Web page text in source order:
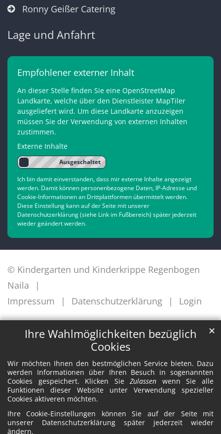
Ihre Wahlmöglichkeiten bezüglich
Cookies
Wir möchten Ihnen den bestmöglichen Service bieten. Dazu
werden Informationen über Ihren Besuch in sogenannten
Cookies gespeichert. Klicken SieZulassen wenn Sie alle
Funktionen dieser Website unter Verwendung spezieller
Cookies aktiveren möchten.
Ihre Cookie-Einstellungen können Sie auf der Seite mit
unserer Datenschutzerklärung später jederzeit wieder
ändern.
✕
Ronny Geißer Catering
Lage und Anfahrt
Empfohlener externer Inhalt
An dieser Stelle finden Sie eine OpenStreetMap
Landkarte, welche über den Dienstleister MapTiler
ausgeliefert wird. Um diese Landkarte anzuzeigen
müssen Sie der Verwendung von externen Inhalten
zustimmen.
Externe Inhalte
Ich bin damit einverstanden, dass mir externe Inhalte angezeigt
werden. Damit können personenbezogene Daten, IP-Adresse und
Cookie-Informationen an Drittplattformen übermittelt werden.
Diese Einstellung kann auf der Seite mit unserer
Datenschutzerklärung (siehe Link im Fußbereich) später jederzeit
wieder geändert werden.
© Kindergarten und Kinderkrippe Regenbogen
Naila
Impressum
Datenschutzerklärung Login